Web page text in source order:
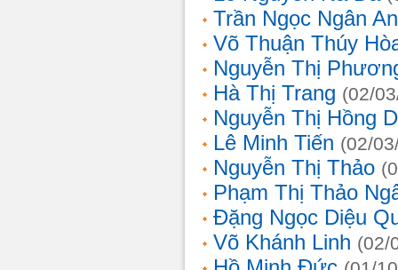
Trần Ngọc Ngân
Võ Thuận Thúy
Nguyễn Thị
Hà Thị Trang (02/
Nguyễn Thị Hồng
Lê Minh Tiến (02/
Nguyễn Thị Thảo
Phạm Thị Thảo
Đặng Ngọc Diệu
Võ Khánh Linh (02/